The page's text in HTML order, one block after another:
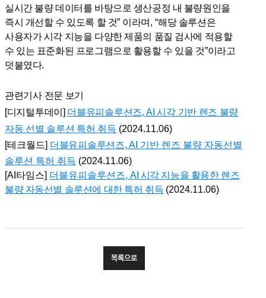
실시간 불량 데이터를 바탕으로 생산공정 내 불량원인을
즉시 개선할 수 있도록 할 것” 이라며 , “해당 솔루션은
사용자가 시각 지능을 다양한 제품의 품질 검사에 적용할
수 있는 표준화된 프로그램으로 활용할 수 있을 것”이라고
덧붙였다.
관련기사 전문 보기
[디지털투데이] 더블유피솔루션즈,AI 시각 기반 렌즈 불량
자동 선별 솔루션 특허 취득 (2024.11.06)
[테크월드] 더블유피솔루션즈, AI 기반 렌즈 불량 자동선별
솔루션 특허 취득 (2024.11.06)
[AI타임스] 더블유피솔루션즈, AI 시각 지능을 활용한 렌즈
불량 자동선별 솔루션에 대한 특허 취득 (2024.11.06)
목록으로